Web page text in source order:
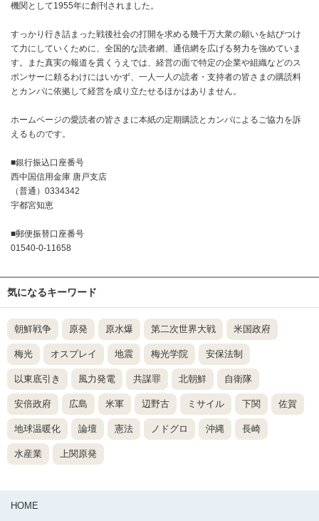
機関として1955年に創刊されました。
すっかり行き詰まった戦後社会の打開を求める幾千万大衆の願いを結びつけ
て力にしていくために、全国的な読者網、通信網を広げる努力を強めていま
す。また真実の報道を貫くうえでは、経営の面で特定の企業や組織などのス
ポンサーに頼るわけにはいかず、一人一人の読者・支持者の皆さまの購読料
とカンパに依拠して経営を成り立たせるほかはありません。
ホームページの愛読者の皆さまに本紙の定期購読とカンパによるご協力を訴
えるものです。
■銀行振込口座番号
西中国信用金庫 唐戸支店
（普通）0334342
宇都宮知恵
■郵便振替口座番号
01540-0-11658
気になるキーワード
朝鮮戦争 原発 原水爆 第二次世界大戦 米国政府
梅光 オスプレイ 地震 梅光学院 安保法制
以東底引き 風力発電 共謀罪 北朝鮮 自衛隊
安倍政府 広島 米軍 辺野古 ミサイル 下関 佐賀
地球温暖化 論壇 憲法 ノドグロ 沖縄 長崎
水産業 上関原発
HOME